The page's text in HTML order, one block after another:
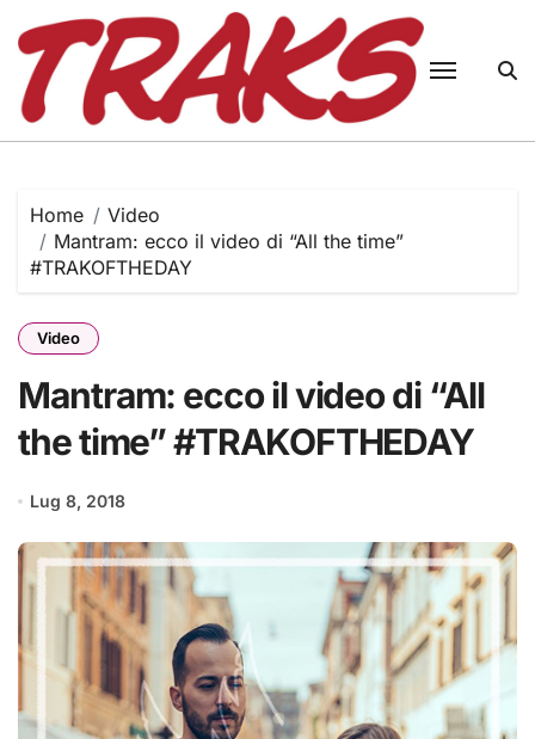
content
Home
Video
Mantram: ecco il video di “All the time”
#TRAKOFTHEDAY
Video
Mantram: ecco il video di “All
the time” #TRAKOFTHEDAY
Lug 8, 2018